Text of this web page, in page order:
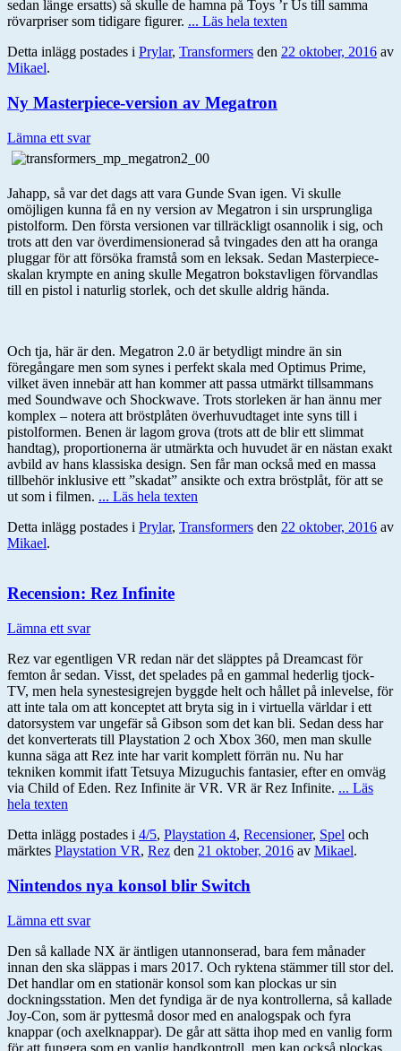
sedan länge ersatts) så skulle de hamna på Toys ’r Us till samma
rövarpriser som tidigare figurer. ... Läs hela texten
Detta inlägg postades i Prylar, Transformers den 22 oktober, 2016 av
Mikael.
Ny Masterpiece-version av Megatron
Lämna ett svar
Jahapp, så var det dags att vara Gunde Svan igen. Vi skulle
omöjligen kunna få en ny version av Megatron i sin ursprungliga
pistolform. Den första versionen var tillräckligt osannolik i sig, och
trots att den var överdimensionerad så tvingades den att ha oranga
pluggar för att försöka framstå som en leksak. Sedan Masterpiece-
skalan krympte en aning skulle Megatron bokstavligen förvandlas
till en pistol i naturlig storlek, och det skulle aldrig hända.
Och tja, här är den. Megatron 2.0 är betydligt mindre än sin
föregångare men som synes i perfekt skala med Optimus Prime,
vilket även innebär att han kommer att passa utmärkt tillsammans
med Soundwave och Shockwave. Trots storleken är han ännu mer
komplex – notera att bröstplåten överhuvudtaget inte syns till i
pistolformen. Benen är lagom grova (trots att de blir ett slimmat
handtag), proportionerna är utmärkta och huvudet är en nästan exakt
avbild av hans klassiska design. Sen får man också med en massa
tillbehör inklusive ett ”skadat” ansikte och extra bröstplåt, för att se
ut som i filmen. ... Läs hela texten
Detta inlägg postades i Prylar, Transformers den 22 oktober, 2016 av
Mikael.
Recension: Rez Infinite
Lämna ett svar
Rez var egentligen VR redan när det släpptes på Dreamcast för
femton år sedan. Visst, det spelades på en gammal hederlig tjock-
TV, men hela synestesigrejen byggde helt och hållet på inlevelse, för
att inte tala om att konceptet att bryta sig in i virtuella världar i ett
datorsystem var ungefär så Gibson som det kan bli. Sedan dess har
det konverterats till Playstation 2 och Xbox 360, men man skulle
kunna säga att Rez inte har varit komplett förrän nu. Nu har
tekniken kommit ifatt Tetsuya Mizuguchis fantasier, efter en omväg
via Child of Eden. Rez Infinite är VR. VR är Rez Infinite. ... Läs
hela texten
Detta inlägg postades i 4/5, Playstation 4, Recensioner, Spel och
märktes Playstation VR, Rez den 21 oktober, 2016 av Mikael.
Nintendos nya konsol blir Switch
Lämna ett svar
Den så kallade NX är äntligen utannonserad, bara fem månader
innan den ska släppas i mars 2017. Och ryktena stämmer till stor del.
Det handlar om en stationär konsol som kan plockas ur sin
dockningsstation. Men det fyndiga är de nya kontrollerna, så kallade
Joy-Con, som är pyttesmå dosor med en analogspak och fyra
knappar (och axelknappar). De går att sätta ihop med en vanlig form
för att fungera som en vanlig handkontroll, men kan också plockas